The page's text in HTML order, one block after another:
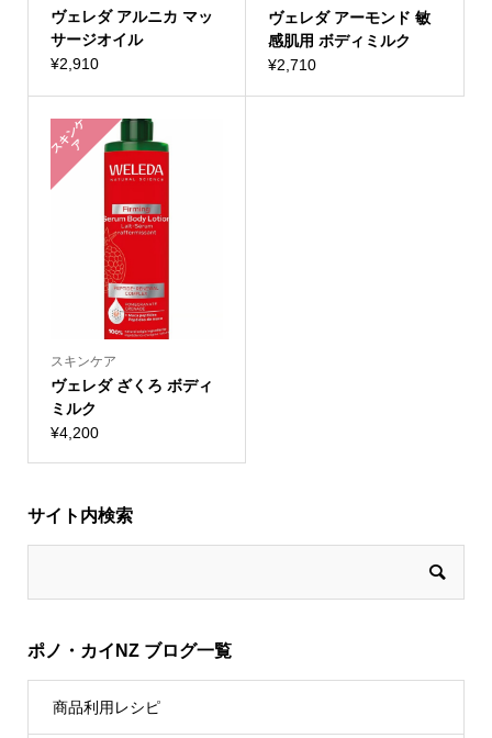
ヴェレダ アルニカ マッ
サージオイル
¥2,910
ヴェレダ アーモンド 敏
感肌用 ボディミルク
¥2,710
ス
キ
ン
ケ
ア
スキンケア
ヴェレダ ざくろ ボディ
ミルク
¥4,200
サイト内検索
ポノ・カイNZ ブログ一覧
商品利用レシピ